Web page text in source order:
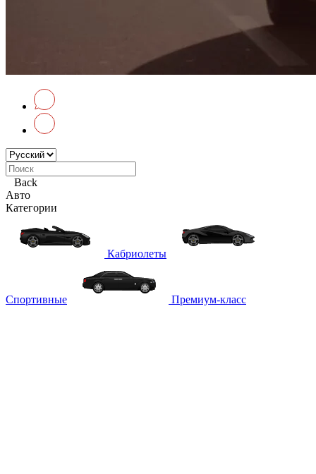
Back
Авто
Категории
Кабриолеты
Спортивные Премиум-класс